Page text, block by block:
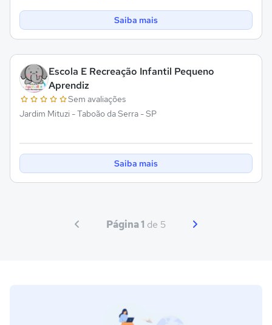
Saiba mais
Escola E Recreação Infantil Pequeno
Aprendiz
Sem avaliações
Jardim Mituzi - Taboão da Serra - SP
Saiba mais
Página 1 de 5